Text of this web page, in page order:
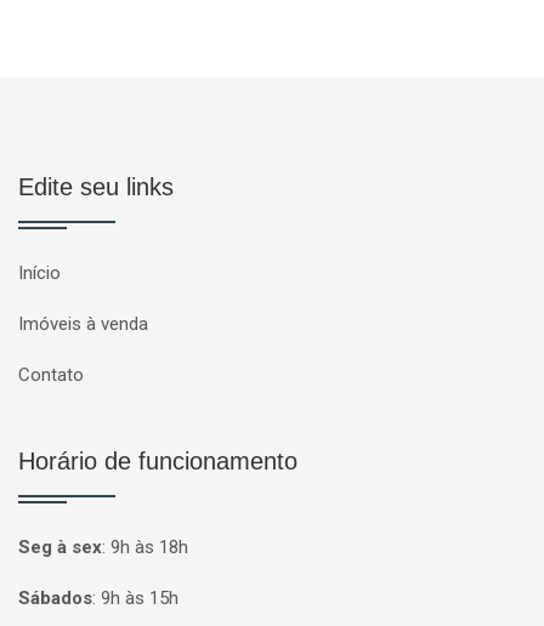
Edite seu links
Início
Imóveis à venda
Contato
Horário de funcionamento
Seg à sex: 9h às 18h
Sábados: 9h às 15h